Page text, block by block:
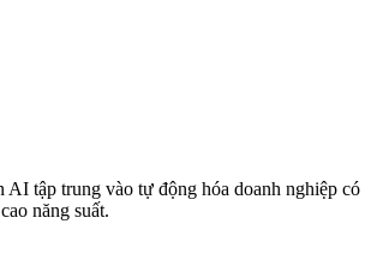
AI tập trung vào tự động hóa doanh nghiệp có
năng suất.